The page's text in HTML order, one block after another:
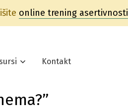
online trening asertivnosti
Kontakt